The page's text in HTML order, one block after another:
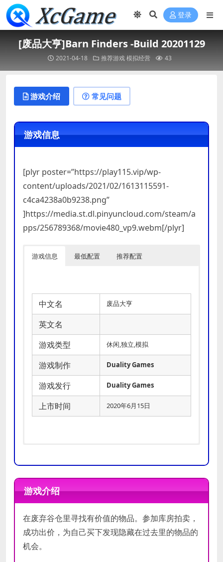
登录
[废品大亨]Barn Finders -Build 20201129
2021-04-18 推荐游戏 模拟经营 43
游戏介绍 常见问题
游戏信息
[plyr poster=”https://play115.vip/wp-
content/uploads/2021/02/1613115591-
c4ca4238a0b9238.png”
]https://media.st.dl.pinyuncloud.com/steam/a
pps/256789368/movie480_vp9.webm[/plyr]
游戏信息 最低配置 推荐配置
中文名 废品大亨
英文名
游戏类型
休闲,独立,模拟
游戏制作 Duality Games
游戏发行 Duality Games
上市时间 2020年6月15日
Windows 7
处理器
i5 3550 / FX-8350
内存
6 GB RAM
显卡
GTX 660Ti / R9 270X
Windows 10
处理器
i5 4570 / Ryzen 7 1700x
内存
16 GB RAM
显卡
GTX 1060 6GB / RX 480 GB 8GB
游戏介绍
在废弃谷仓里寻找有价值的物品。参加库房拍卖，
成功出价，为自己买下发现隐藏在过去里的物品的
机会。